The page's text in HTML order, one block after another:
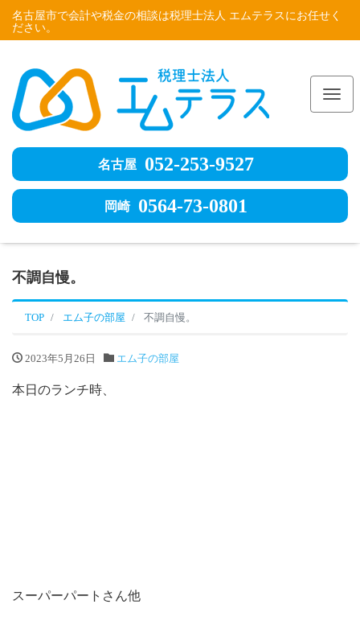
名古屋市で会計や税金の相談は税理士法人 エムテラスにお任せく
ださい。
名古屋 052-253-9527
岡崎 0564-73-0801
不調自慢。
TOP エム子の部屋 不調自慢。
2023年5月26日 エム子の部屋
本日のランチ時、
スーパーパートさん他